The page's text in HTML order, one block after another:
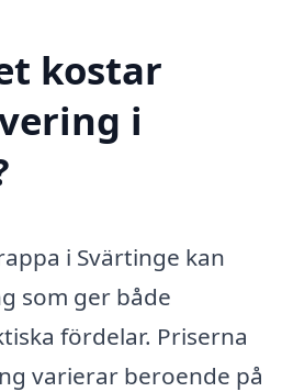
kostar
i
i Svärtinge kan
som ger både
fördelar. Priserna
varierar beroende på